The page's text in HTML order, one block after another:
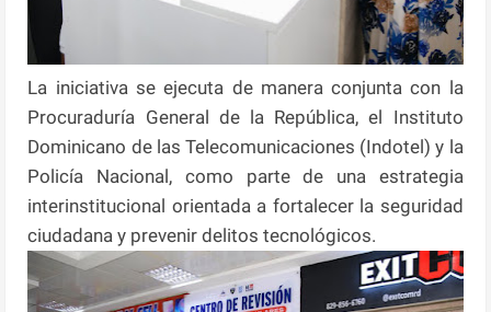
La iniciativa se ejecuta de manera conjunta con la
Procuraduría General de la República, el Instituto
Dominicano de las Telecomunicaciones (Indotel) y la
Policía Nacional, como parte de una estrategia
interinstitucional orientada a fortalecer la seguridad
ciudadana y prevenir delitos tecnológicos.